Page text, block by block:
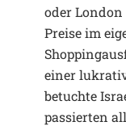
oder London
Preise im
einer
betuchte
passierten